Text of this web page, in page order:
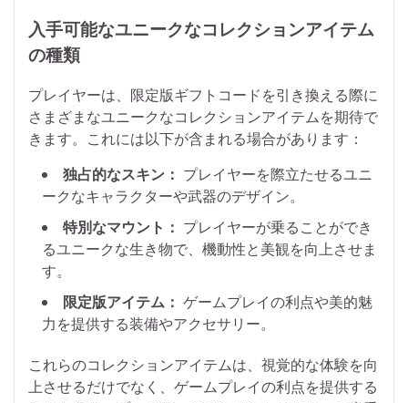
入手可能なユニークなコレクションアイテム
の種類
プレイヤーは、限定版ギフトコードを引き換える際に
さまざまなユニークなコレクションアイテムを期待で
きます。これには以下が含まれる場合があります：
独占的なスキン： プレイヤーを際立たせるユニ
ークなキャラクターや武器のデザイン。
特別なマウント： プレイヤーが乗ることができ
るユニークな生き物で、機動性と美観を向上させま
す。
限定版アイテム： ゲームプレイの利点や美的魅
力を提供する装備やアクセサリー。
これらのコレクションアイテムは、視覚的な体験を向
上させるだけでなく、ゲームプレイの利点を提供する